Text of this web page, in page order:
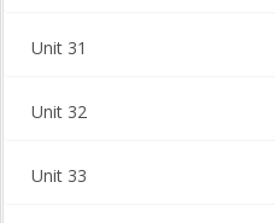
Unit 31
Unit 32
Unit 33